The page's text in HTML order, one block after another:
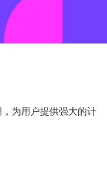
为用户提供强大的计